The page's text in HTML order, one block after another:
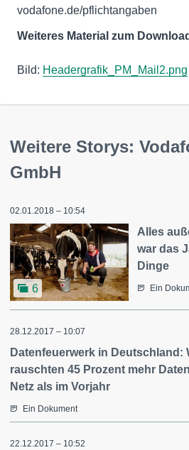
vodafone.de/pflichtangaben
Weiteres Material zum Download
Bild: Headergrafik_PM_Mail2.png
Weitere Storys:
GmbH
02.01.2018 – 10:54
6
Alles
war das
Dinge
Ein
28.12.2017 – 10:07
Datenfeuerwerk in Deutschland:
rauschten 45 Prozent mehr
Netz als im Vorjahr
Ein Dokument
22.12.2017 – 10:52